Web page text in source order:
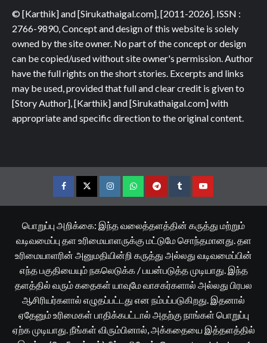
© [Karthik] and [Sirukathaigal.com], [2011-2026]. ISSN :
2766-9890, Concept and design of this website is solely
owned by the site owner. No part of the concept or design
can be copied/used without site owner's permission. Author
have the full rights on the short stories. Excerpts and links
may be used, provided that full and clear credit is given to
[Story Author], [Karthik] and [Sirukathaigal.com] with
appropriate and specific direction to the original content.
FacebookTwitterInstagramWhatsappTelegramTumblrYouTube
பொறுப்பு அறிக்கை: இந்த வலைத்தளத்தின் கருத்து மற்றும்
வடிவமைப்பு தள உரிமையாளருக்கு மட்டுமே சொந்தமானது. தள
உரிமையாளரின் அனுமதியின்றி கருத்து அல்லது வடிவமைப்பின்
எந்த பகுதியையும் நகலெடுக்க / பயன்படுத்த முடியாது. இந்த
தளத்தில் வரும் கதைகள் யாவுமே வாசகர்களால் அல்லது பிரபல
ஆசிரியர்களால் எழுதப்பட்டது என நம்பப்படுகிறது. இதனால்
ஏதேனும் உரிமைகள் பாதிக்கபட்டால் அதற்கு நாங்கள் பொறுப்பு
ஏற்க முடியாது. நீங்கள் விரும்பினால், அக்கதையை இத்தளத்தில்